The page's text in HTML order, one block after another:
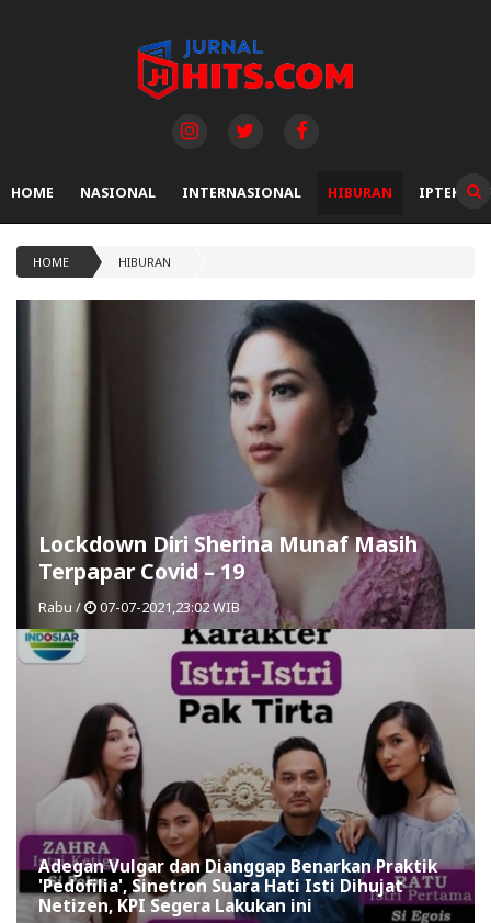
HOME NASIONAL INTERNASIONAL HIBURAN IPTEK
HOME HIBURAN
Lockdown Diri Sherina Munaf Masih
Terpapar Covid – 19
Rabu / 07-07-2021,23:02 WIB
Adegan Vulgar dan Dianggap Benarkan Praktik
'Pedofilia', Sinetron Suara Hati Isti Dihujat
Netizen, KPI Segera Lakukan ini